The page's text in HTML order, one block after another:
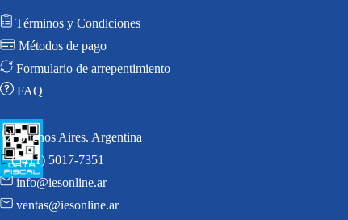
Términos y Condiciones
Métodos de pago
Formulario de arrepentimiento
FAQ
Buenos Aires. Argentina
(5411) 5017-7351
info@iesonline.ar
ventas@iesonline.ar